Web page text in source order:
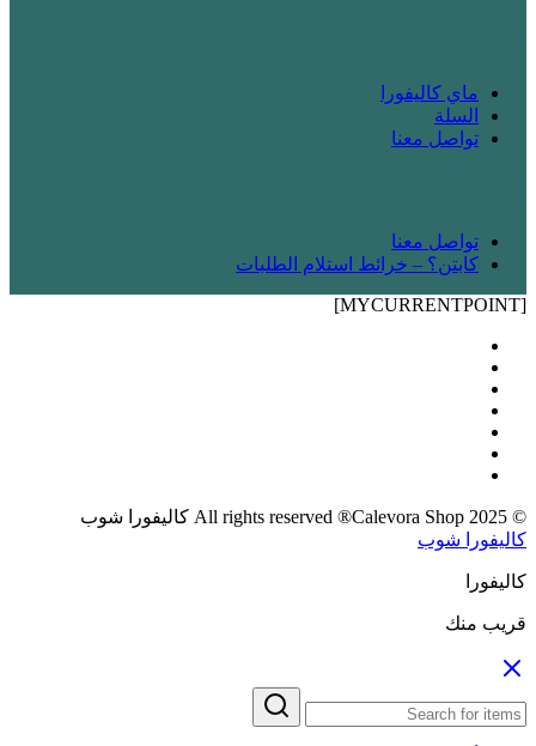
ماي كاليفورا
السلة
تواصل معنا
تواصل معنا
كابتن؟ – خرائط استلام الطلبات
[MYCURRENTPOINT]
© 2025 All rights reserved ®Calevora Shop كاليفورا شوب
كاليفورا شوب
كاليفورا
قريب منك